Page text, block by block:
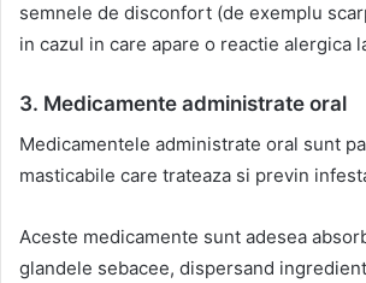
semnele de disconfort (de exemplu
in cazul in care apare o reactie alergica
3. Medicamente administrate oral
Medicamentele administrate oral sunt
masticabile care trateaza si previn
Aceste medicamente sunt adesea
glandele sebacee, dispersand